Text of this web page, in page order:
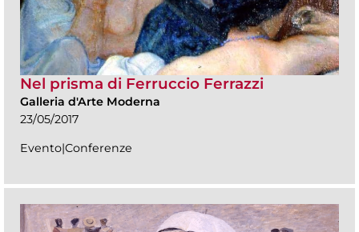
Nel prisma di Ferruccio Ferrazzi
Galleria d'Arte Moderna
23/05/2017
Evento|Conferenze